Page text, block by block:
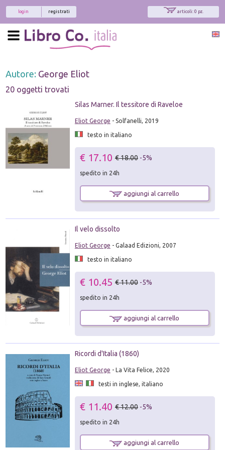
articoli: 0 pz.
registrati
login
Autore: George Eliot
20 oggetti trovati
Silas Marner. Il tessitore di Raveloe
Eliot George - Solfanelli, 2019
testo in italiano
€ 17.10 € 18.00 -5%
spedito in 24h
aggiungi al carrello
Il velo dissolto
Eliot George - Galaad Edizioni, 2007
testo in italiano
€ 10.45 € 11.00 -5%
spedito in 24h
aggiungi al carrello
Ricordi d'Italia (1860)
Eliot George - La Vita Felice, 2020
testi in inglese, italiano
€ 11.40 € 12.00 -5%
spedito in 24h
aggiungi al carrello